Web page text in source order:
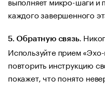
каждого завершенного
5. Обратную связь.
Используйте прием
повторить инструкцию
покажет, что понято